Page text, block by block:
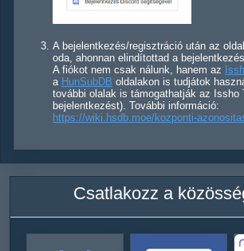
A bejelentkezés/regisztráció után az
oda, ahonnan elindítottad a
A fiókot nem csak nálunk, hanem az
a HunSubDB oldalakon is tudjátok
további olalak is támogathatják az Issho
bejelentkezést). További információ:
https://wiki.hsdb.moe/kozponti-
Csatlakozz a